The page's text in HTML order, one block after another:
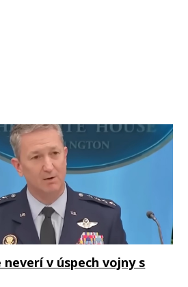
v úspech vojny s